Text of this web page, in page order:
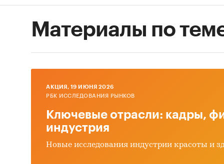
январь
В
Материалы по
AКЦИЯ, 19 ИЮНЯ 2026
РБК ИССЛЕДОВАНИЯ РЫНКОВ
Ключевые отрасли: кадры,
индустрия
Новые исследования индустрии красоты и